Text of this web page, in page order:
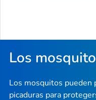
Los
Los mosquitos pueden
picaduras para